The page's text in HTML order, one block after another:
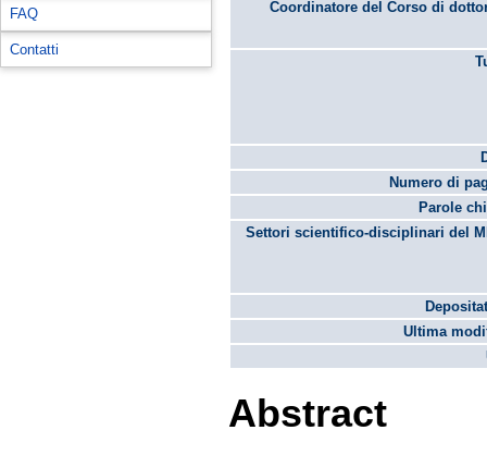
FAQ
Contatti
Coordinatore del Corso di
Numero di
Parole
Settori scientifico-disciplinari del
Ultima
Abstract